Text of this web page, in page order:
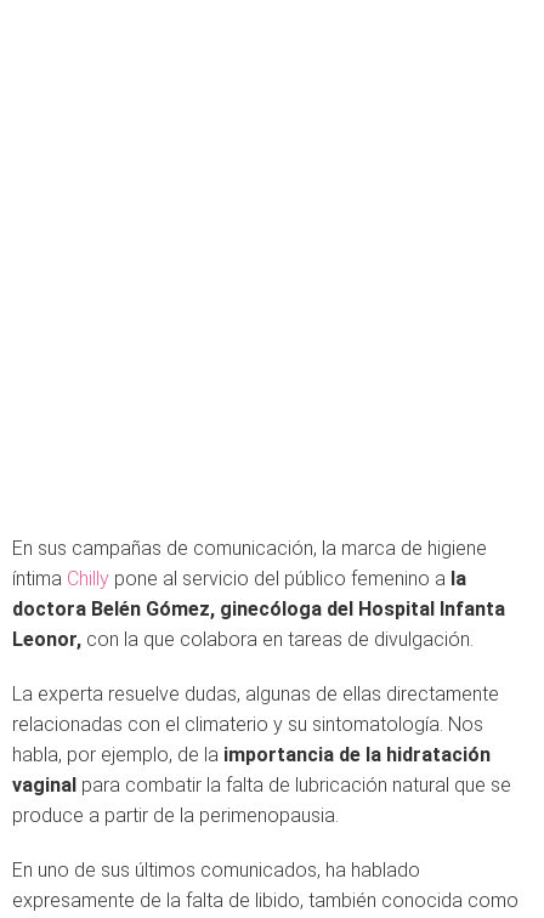
En sus campañas de comunicación, la marca de higiene
íntima Chilly pone al servicio del público femenino a la
doctora Belén Gómez, ginecóloga del Hospital Infanta
Leonor, con la que colabora en tareas de divulgación.
La experta resuelve dudas, algunas de ellas directamente
relacionadas con el climaterio y su sintomatología. Nos
habla, por ejemplo, de la importancia de la hidratación
vaginal para combatir la falta de lubricación natural que se
produce a partir de la perimenopausia.
En uno de sus últimos comunicados, ha hablado
expresamente de la falta de libido, también conocida como